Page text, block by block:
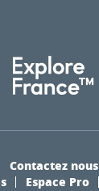
Contactez nous
Espace Pro